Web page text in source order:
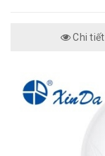
Chi tiết